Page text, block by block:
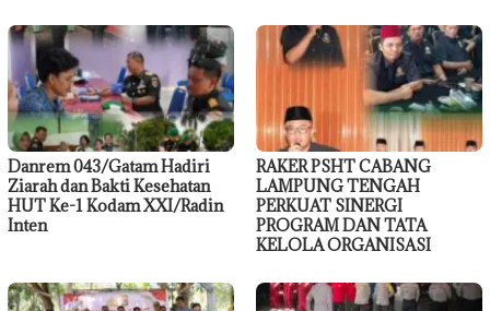
Danrem 043/Gatam Hadiri
Ziarah dan Bakti Kesehatan
HUT Ke-1 Kodam XXI/Radin
Inten
RAKER PSHT CABANG
LAMPUNG TENGAH
PERKUAT SINERGI
PROGRAM DAN TATA
KELOLA ORGANISASI